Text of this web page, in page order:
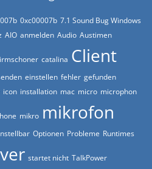
0xc00007b 7.1 Sound Bug Windows
AIO anmelden Audio Austimen
catalina Client
einstellen fehler gefunden
icon installation mac micro microphon
mikro mikrofon
Optionen Probleme Runtimes
startet nicht TalkPower